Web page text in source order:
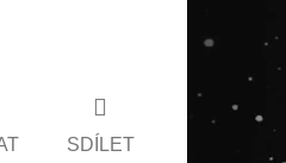
SDÍLET